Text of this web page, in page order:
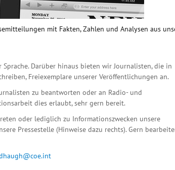
mit Fakten, Zahlen und Analysen aus
Darüber hinaus bieten wir Journalisten, die in
Freiexemplare unserer Veröffentlichungen an.
zu beantworten oder an Radio- und
dies erlaubt, sehr gern bereit.
oder lediglich zu Informationszwecken unsere
Pressestelle (Hinweise dazu rechts). Gern